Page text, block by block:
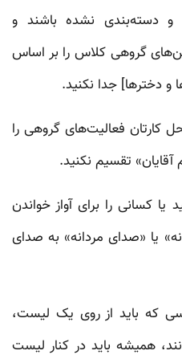
دسته‌بندی نشده باشند و
گروهی کلاس را بر اساس
و دخترها] جدا نکنید.
کارتان فعالیت‌های گروهی‌ را
آقایان» تقسیم نکنید.
یا کسانی را برای آواز خواندن
یا «صدای مردانه» به صدای
که باید از روی یک لیست،
همیشه باید در کنار لیست